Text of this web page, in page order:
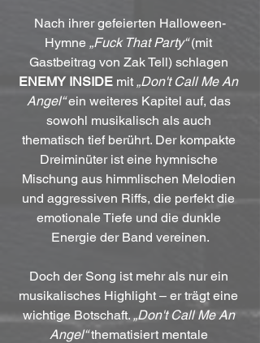
Nach ihrer gefeierten Halloween-
Hymne „Fuck That Party“ (mit
Gastbeitrag von Zak Tell) schlagen
ENEMY INSIDE mit „Don't Call Me An
Angel“ ein weiteres Kapitel auf, das
sowohl musikalisch als auch
thematisch tief berührt. Der kompakte
Dreiminüter ist eine hymnische
Mischung aus himmlischen Melodien
und aggressiven Riffs, die perfekt die
emotionale Tiefe und die dunkle
Energie der Band vereinen.
Doch der Song ist mehr als nur ein
musikalisches Highlight – er trägt eine
wichtige Botschaft. „Don't Call Me An
Angel“ thematisiert mentale